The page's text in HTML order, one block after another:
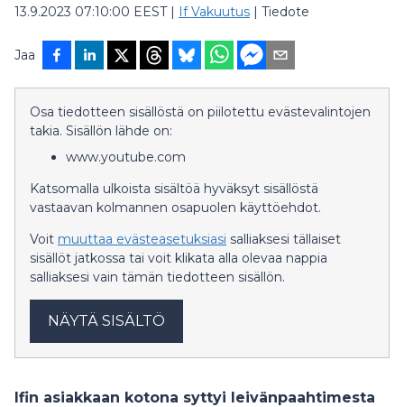
13.9.2023 07:10:00 EEST| If Vakuutus | Tiedote
Jaa
Osa tiedotteen sisällöstä on piilotettu evästevalintojen
takia. Sisällön lähde on:
www.youtube.com
Katsomalla ulkoista sisältöä hyväksyt sisällöstä
vastaavan kolmannen osapuolen käyttöehdot.
Voit muuttaa evästeasetuksiasi salliaksesi tällaiset
sisällöt jatkossa tai voit klikata alla olevaa nappia
salliaksesi vain tämän tiedotteen sisällön.
NÄYTÄ SISÄLTÖ
Ifin asiakkaan kotona syttyi leivänpaahtimesta